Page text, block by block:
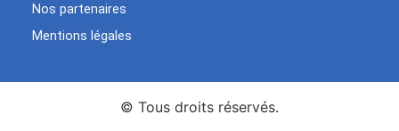
Nos partenaires
Mentions légales
© Tous droits réservés.